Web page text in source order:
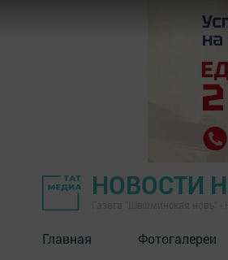
НОВОСТИ
Главная Фотогалереи